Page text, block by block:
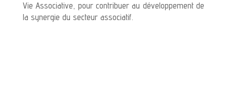
Vie Associative, pour contribuer au développement de
la synergie du secteur associatif.